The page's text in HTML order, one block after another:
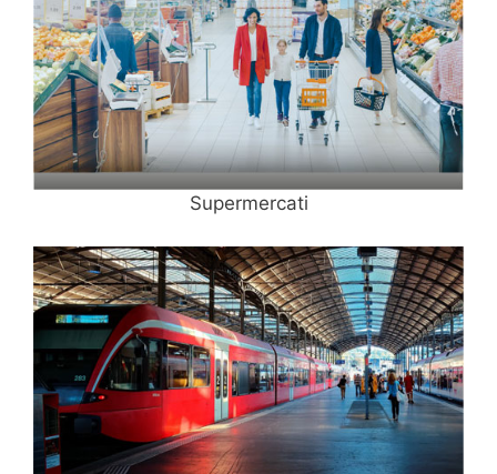
Supermercati